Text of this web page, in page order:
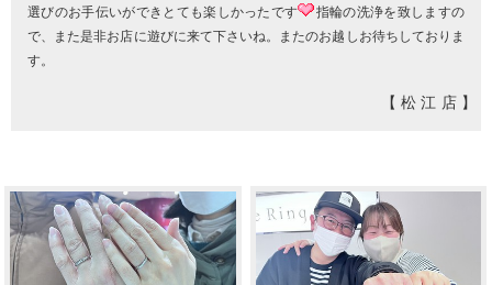
選びのお手伝いができとても楽しかったです
指輪の洗浄を致しますの
で、また是非お店に遊びに来て下さいね。またのお越しお待ちしておりま
す。
【松江店】